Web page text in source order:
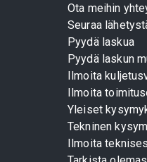
Ota meihin
Seuraa
Pyydä laskua
Pyydä laskun
Ilmoita
Ilmoita
Yleiset
Tekninen
Ilmoita